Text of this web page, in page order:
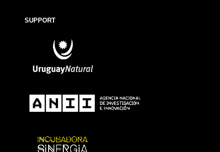
SUPPORT